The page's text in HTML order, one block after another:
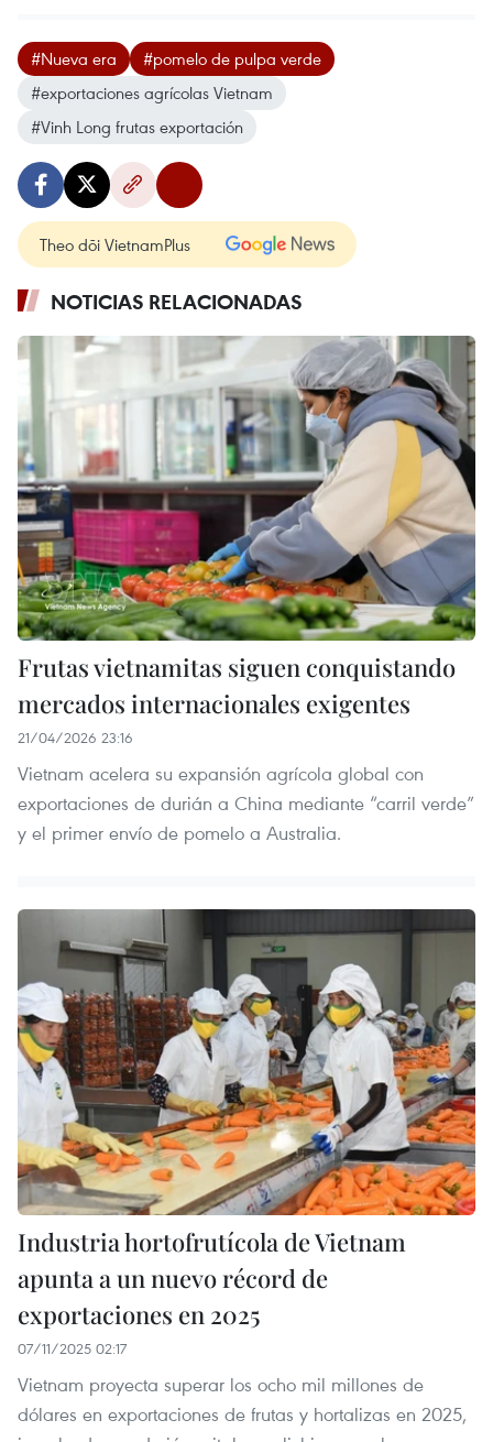
#Nueva era
#pomelo de pulpa verde
#exportaciones agrícolas Vietnam
#Vinh Long frutas exportación
Theo dõi VietnamPlus
NOTICIAS RELACIONADAS
Frutas vietnamitas siguen conquistando
mercados internacionales exigentes
21/04/2026 23:16
Vietnam acelera su expansión agrícola global con
exportaciones de durián a China mediante “carril verde”
y el primer envío de pomelo a Australia.
Industria hortofrutícola de Vietnam
apunta a un nuevo récord de
exportaciones en 2025
07/11/2025 02:17
Vietnam proyecta superar los ocho mil millones de
dólares en exportaciones de frutas y hortalizas en 2025,